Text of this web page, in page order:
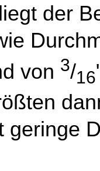
der
von 3/16
geringe